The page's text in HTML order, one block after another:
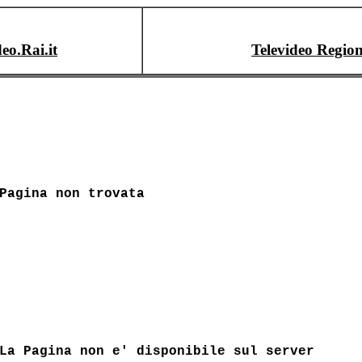
Televideo
Pagina non trovata
La Pagina non e' disponibile sul server